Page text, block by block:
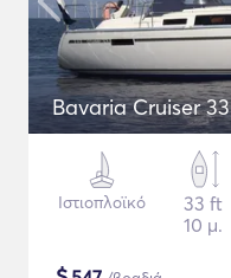
Bavaria Cruiser 33
Ιστιοπλοϊκό
33 ft
10 μ.